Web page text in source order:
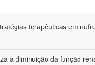
terapêuticas em
a diminuição da função